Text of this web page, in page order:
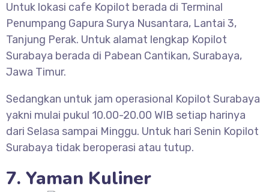
Untuk lokasi cafe Kopilot berada di Terminal
Penumpang Gapura Surya Nusantara, Lantai 3,
Tanjung Perak. Untuk alamat lengkap Kopilot
Surabaya berada di Pabean Cantikan, Surabaya,
Jawa Timur.
Sedangkan untuk jam operasional Kopilot Surabaya
yakni mulai pukul 10.00-20.00 WIB setiap harinya
dari Selasa sampai Minggu. Untuk hari Senin Kopilot
Surabaya tidak beroperasi atau tutup.
7. Yaman Kuliner